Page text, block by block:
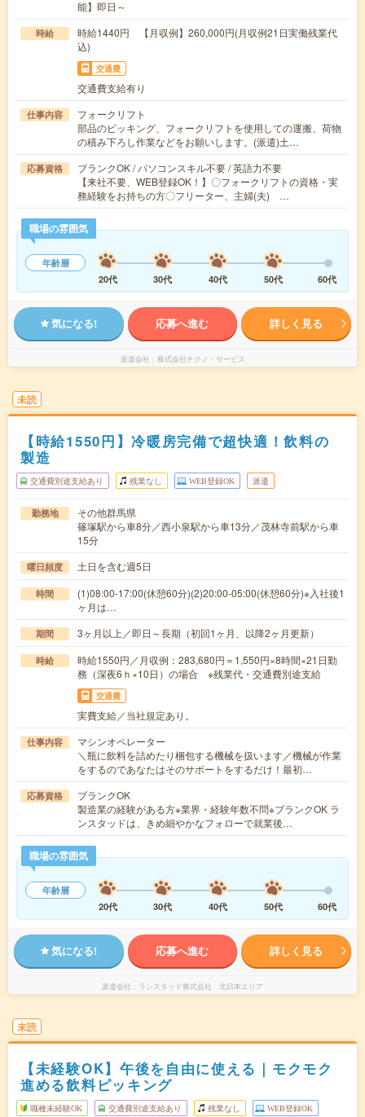
能】即日～
時給
時給1440円 【月収例】260,000円(月収例21日実働残業代
込)
交通費
交通費支給有り
仕事内容
フォークリフト
部品のピッキング、フォークリフトを使用しての運搬、荷物
の積み下ろし作業などをお願いします。(派遣)土…
応募資格
ブランクOK / パソコンスキル不要 / 英語力不要
【来社不要、WEB登録OK！】〇フォークリフトの資格・実
務経験をお持ちの方〇フリーター、主婦(夫) …
職場の雰囲気
年齢層
20代
30代 40代 50代 60代
気になる! 応募へ進む 詳しく見る
派遣会社 株式会社テクノ・サービス
未読
【時給1550円】冷暖房完備で超快適！飲料の
製造
交通費別途支給あり 残業なし WEB登録OK 派遣
勤務地
その他群馬県
篠塚駅から車8分／西小泉駅から車13分／茂林寺前駅から車
15分
曜日頻度 土日を含む週5日
時間
(1)08:00-17:00(休憩60分)(2)20:00-05:00(休憩60分)※入社後1
ヶ月は…
期間 3ヶ月以上／即日～長期（初回1ヶ月、以降2ヶ月更新）
時給
時給1550円／月収例：283,680円＝1,550円×8時間×21日勤
務（深夜6ｈ×10日）の場合 ※残業代・交通費別途支給
交通費
実費支給／当社規定あり。
仕事内容
マシンオペレーター
＼瓶に飲料を詰めたり梱包する機械を扱います／機械が作業
をするのであなたはそのサポートをするだけ！最初…
応募資格
ブランクOK
製造業の経験がある方※業界・経験年数不問※ブランクOK ラ
ンスタッドは、きめ細やかなフォローで就業後…
職場の雰囲気
年齢層
20代
30代 40代 50代 60代
気になる! 応募へ進む 詳しく見る
派遣会社 ランスタッド株式会社 北日本エリア
未読
【未経験OK】午後を自由に使える｜モクモク
進める飲料ピッキング
職種未経験OK 交通費別途支給あり 残業なし WEB登録OK